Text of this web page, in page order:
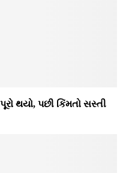
થયો, પછી કિંમતો સસ્તી